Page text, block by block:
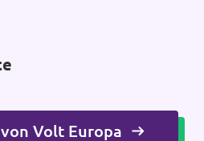
Volt Europa